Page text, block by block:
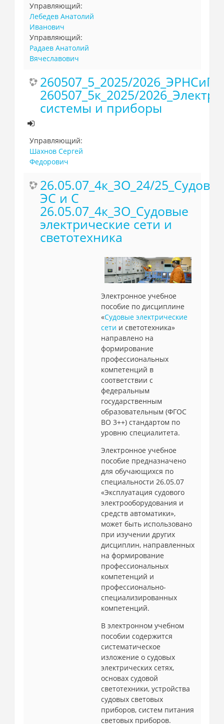
Управляющий:
Лебедев Анатолий
Иванович
Управляющий:
Радаев Анатолий
Вячеславович
260507_5_2025/2026_ЭРНСиП
260507_5к_2025/
системы и приборы
Управляющий:
Шахнов Сергей
Федорович
26.05.07_4к_ЗО_24/
ЭС и С
26.05.07_4к_ЗО_Судовые
электрические сети и
светотехника
Электронное учебное
пособие по дисциплине
«Судовые электрические
сети и светотехника»
направлено на
формирование
профессиональных
компетенций в
соответствии с
федеральным
государственным
образовательным (ФГОС
ВО 3++) стандартом по
уровню специалитета.
Электронное учебное
пособие предназначено
для обучающихся по
специальности 26.05.07
«Эксплуатация судового
электрооборудования и
средств автоматики»,
может быть использовано
при изучении других
дисциплин, направленных
на формирование
профессиональных
компетенций и
профессионально-
специализированных
компетенций.
В электронном учебном
пособии содержится
систематическое
изложение о судовых
электрических сетях,
основах судовой
светотехники, устройства
судовых световых
приборов, систем питания
световых приборов.